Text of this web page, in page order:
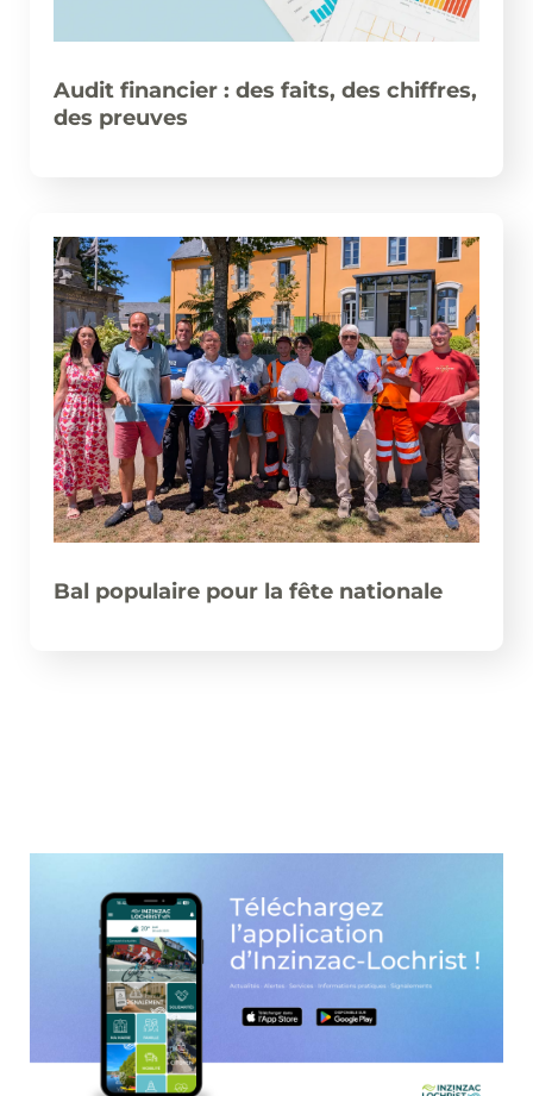
Audit financier : des faits, des chiffres,
des preuves
Bal populaire pour la fête nationale